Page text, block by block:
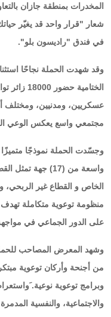
المخدرات بمنطقة جازان
شعار "قرار واحد قد يغيّر
في فندق "راديسون بلو".
وقد شهدت الحملة نجاحًا
الختامية
عسكريين، ومدنيين، ومختلف
مجتمعي واسع يعكس الوعي
وجسّدت الحملة نموذجًا
واسعة من (17) جهة
الخاص و القطاع غير
منظومة توعوية متكاملة تهدف
على الدور الجماعي في
وشهد المعرض المصاحب للحملة
من أجنحة وأركان توعوية
وبرامج توعوية نوعية.
والاجتماعية، والنفسية